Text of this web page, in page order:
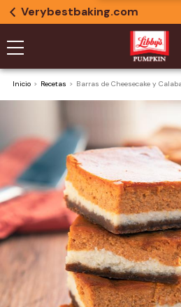
Verybestbaking.com
Inicio Recetas Barras de Cheesecake y